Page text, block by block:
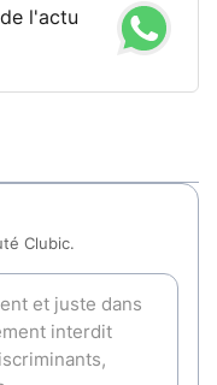
l'actu
Clubic.